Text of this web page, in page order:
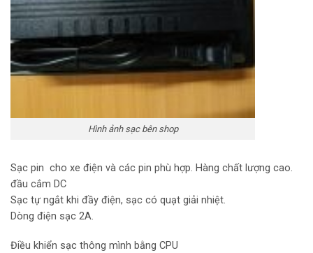
Hình ảnh sạc bên shop
Sạc pin cho xe điện và các pin phù hợp. Hàng chất lượng cao.
đầu cắm DC
Sạc tự ngắt khi đầy điện, sạc có quạt giải nhiệt.
Dòng điện sạc 2A.
Điều khiển sạc thông mình bằng CPU